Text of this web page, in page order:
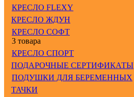
КРЕСЛО FLEXY
КРЕСЛО ЖДУН
КРЕСЛО СОФТ
3 товара
КРЕСЛО СПОРТ
ПОДАРОЧНЫЕ СЕРТИФИКАТЫ
ПОДУШКИ ДЛЯ БЕРЕМЕННЫХ
ТАЧКИ